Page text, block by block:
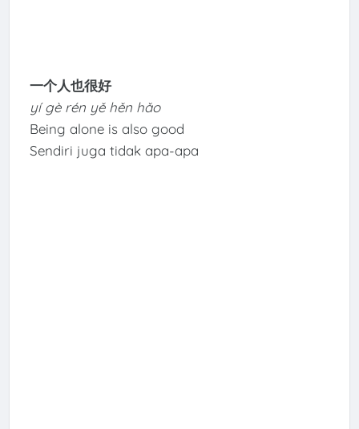
一个人也很好
yí gè rén yě hěn hǎo
Being alone is also good
Sendiri juga tidak apa-apa